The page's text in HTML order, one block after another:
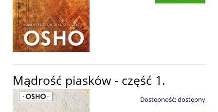
Mądrość piasków - część 1.
Dostępność:dostępny